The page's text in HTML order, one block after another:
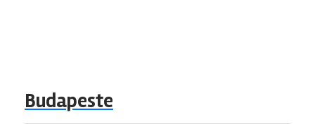
Budapeste